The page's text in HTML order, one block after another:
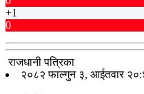
+1
0
राजधानी पत्रिका
२०८२ फाल्गुन ३, आईतवार